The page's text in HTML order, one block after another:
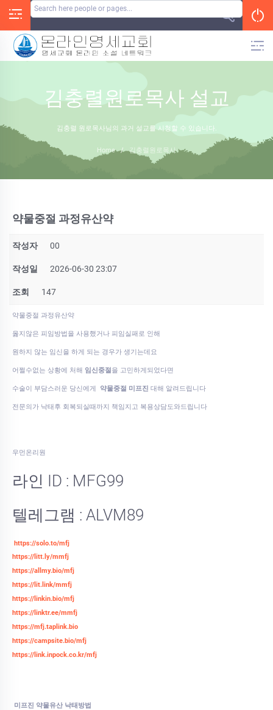
김충렬원로목사 설교
김충렬 원로목사님의 과거 설교를 시청할 수 있습니다.
Home / 김충렬원로목사
약물중절 과정유산약
작성자 00
작성일 2026-06-30 23:07
조회 147
약물중절 과정유산약
옳지않은 피임방법을 사용했거나 피임실패로 인해
원하지 않는 임신을 하게 되는 경우가 생기는데요
어쩔수없는 상황에 처해 임신중절을 고민하게되었다면
수술이 부담스러운 당신에게 약물중절 미프진 대해 알려드립니다
전문의가 낙태후 회복되실때까지 책임지고 복용상담도와드립니다
우먼온리원
라인 ID : MFG99
텔레그램 : ALVM89
https://solo.to/mfj
https://litt.ly/mmfj
https://allmy.bio/mfj
https://lit.link/mmfj
https://linkin.bio/mfj
https://linktr.ee/mmfj
https://mfj.taplink.bio
https://campsite.bio/mfj
https://link.inpock.co.kr/mfj
미프진 약물유산 낙태방법